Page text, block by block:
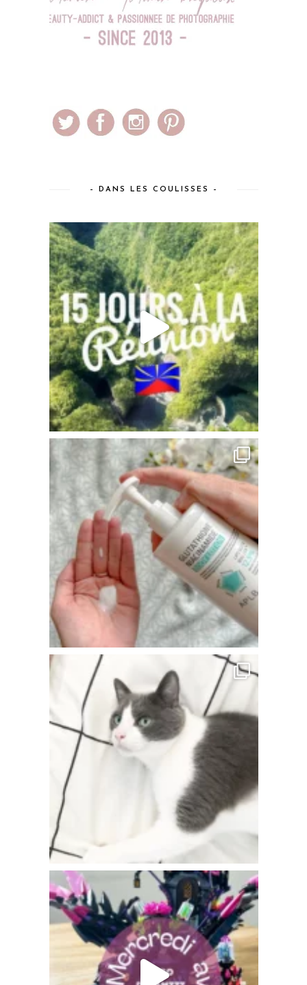
– DANS LES COULISSES –